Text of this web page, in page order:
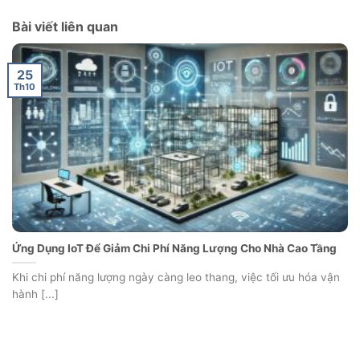
Bài viết liên quan
Ứng Dụng IoT Để Giảm Chi Phí Năng Lượng Cho Nhà Cao Tầng
Khi chi phí năng lượng ngày càng leo thang, việc tối ưu hóa vận
hành [...]
25
Th10